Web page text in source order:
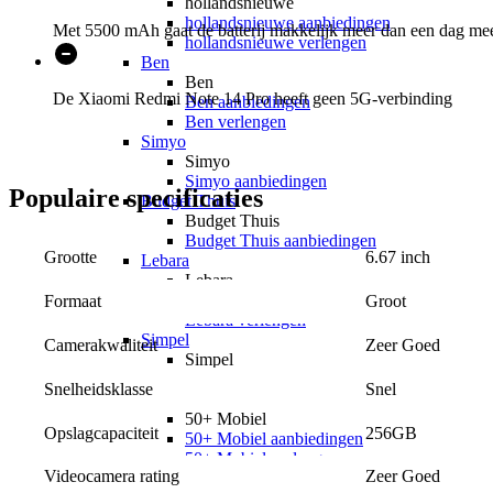
hollandsnieuwe aanbiedingen
hollandsnieuwe verlengen
Ben
Ben
Ben aanbiedingen
Ben verlengen
Simyo
Simyo
Simyo aanbiedingen
Budget Thuis
Budget Thuis
Budget Thuis aanbiedingen
Lebara
Lebara
Lebara verlengen
Simpel
Simpel
50+ Mobiel
50+ Mobiel
50+ Mobiel aanbiedingen
50+ Mobiel verlengen
Youfone
Met 5500 mAh gaat de batterij makkelijk meer dan een dag
De Xiaomi Redmi Note 14 Pro heeft geen 5G-verbinding
Populairespecificaties
Grootte 6.67 inch
Formaat Groot
Camerakwaliteit Zeer Goed
Snelheidsklasse Snel
Opslagcapaciteit 256GB
Videocamera rating
Zeer Goed